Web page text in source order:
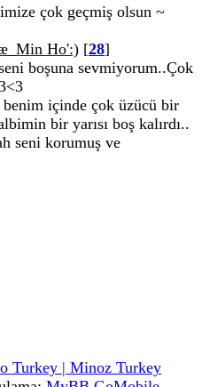
çok geçmiş olsun ~
Ho':) [28]
boşuna sevmiyorum..Çok
içinde çok üzücü bir
bir yarısı boş kalırdı..
seni korumuş ve
Turkey | Minoz Turkey